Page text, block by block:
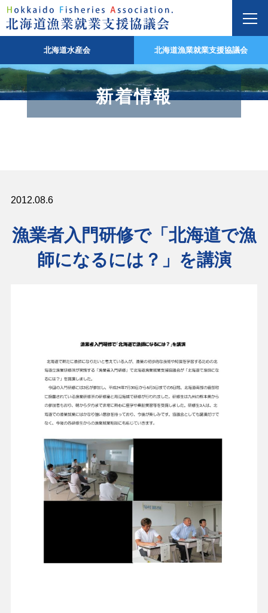
北海道水産会 北海道漁業就業支援協議会
新着情報
2012.08.6
漁業者入門研修で「北海道で漁
師になるには？」を講演